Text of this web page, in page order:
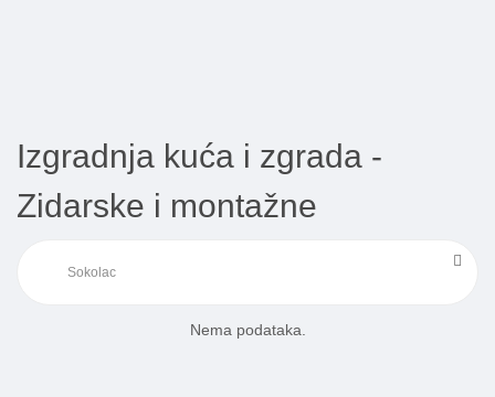
Izgradnja kuća i zgrada -
Zidarske i montažne
Nema podataka.